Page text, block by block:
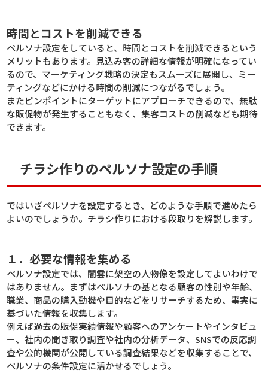
時間とコストを削減できる
ペルソナ設定をしていると、時間とコストを削減できるという
メリットもあります。見込み客の詳細な情報が明確になってい
るので、マーケティング戦略の決定もスムーズに展開し、ミー
ティングなどにかける時間の削減につながるでしょう。
またピンポイントにターゲットにアプローチできるので、無駄
な販促物が発生することもなく、集客コストの削減なども期待
できます。
チラシ作りのペルソナ設定の手順
ではいざペルソナを設定するとき、どのような手順で進めたら
よいのでしょうか。チラシ作りにおける段取りを解説します。
１．必要な情報を集める
ペルソナ設定では、闇雲に架空の人物像を設定してよいわけで
はありません。まずはペルソナの基となる顧客の性別や年齢、
職業、商品の購入動機や目的などをリサーチするため、事実に
基づいた情報を収集します。
例えば過去の販促実績情報や顧客へのアンケートやインタビュ
ー、社内の聞き取り調査や社内の分析データ、SNSでの反応調
査や公的機関が公開している調査結果などを収集することで、
ペルソナの条件設定に活かせるでしょう。